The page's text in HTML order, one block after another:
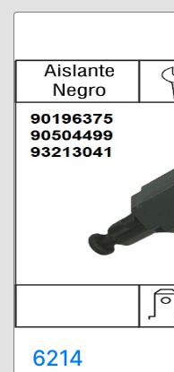
6214